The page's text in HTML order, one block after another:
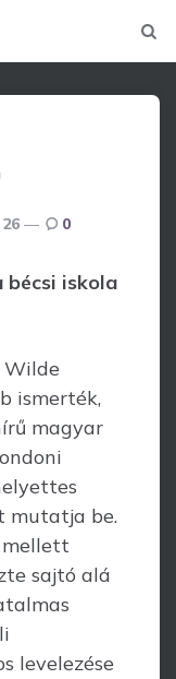
0
bécsi iskola
Wilde
ismerték,
magyar
mutatja be.
mellett
sajtó alá
levelezése